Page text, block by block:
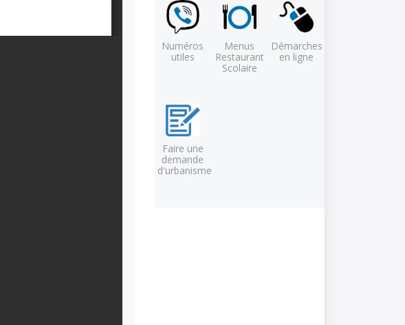
Numéros
utiles
Menus
Restaurant
Scolaire
Démarches
en ligne
Faire une
demande
d'urbanisme